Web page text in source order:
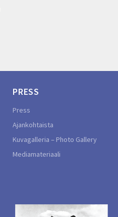
PRESS
Press
Ajankohtaista
Kuvagalleria – Photo Gallery
Mediamateriaali